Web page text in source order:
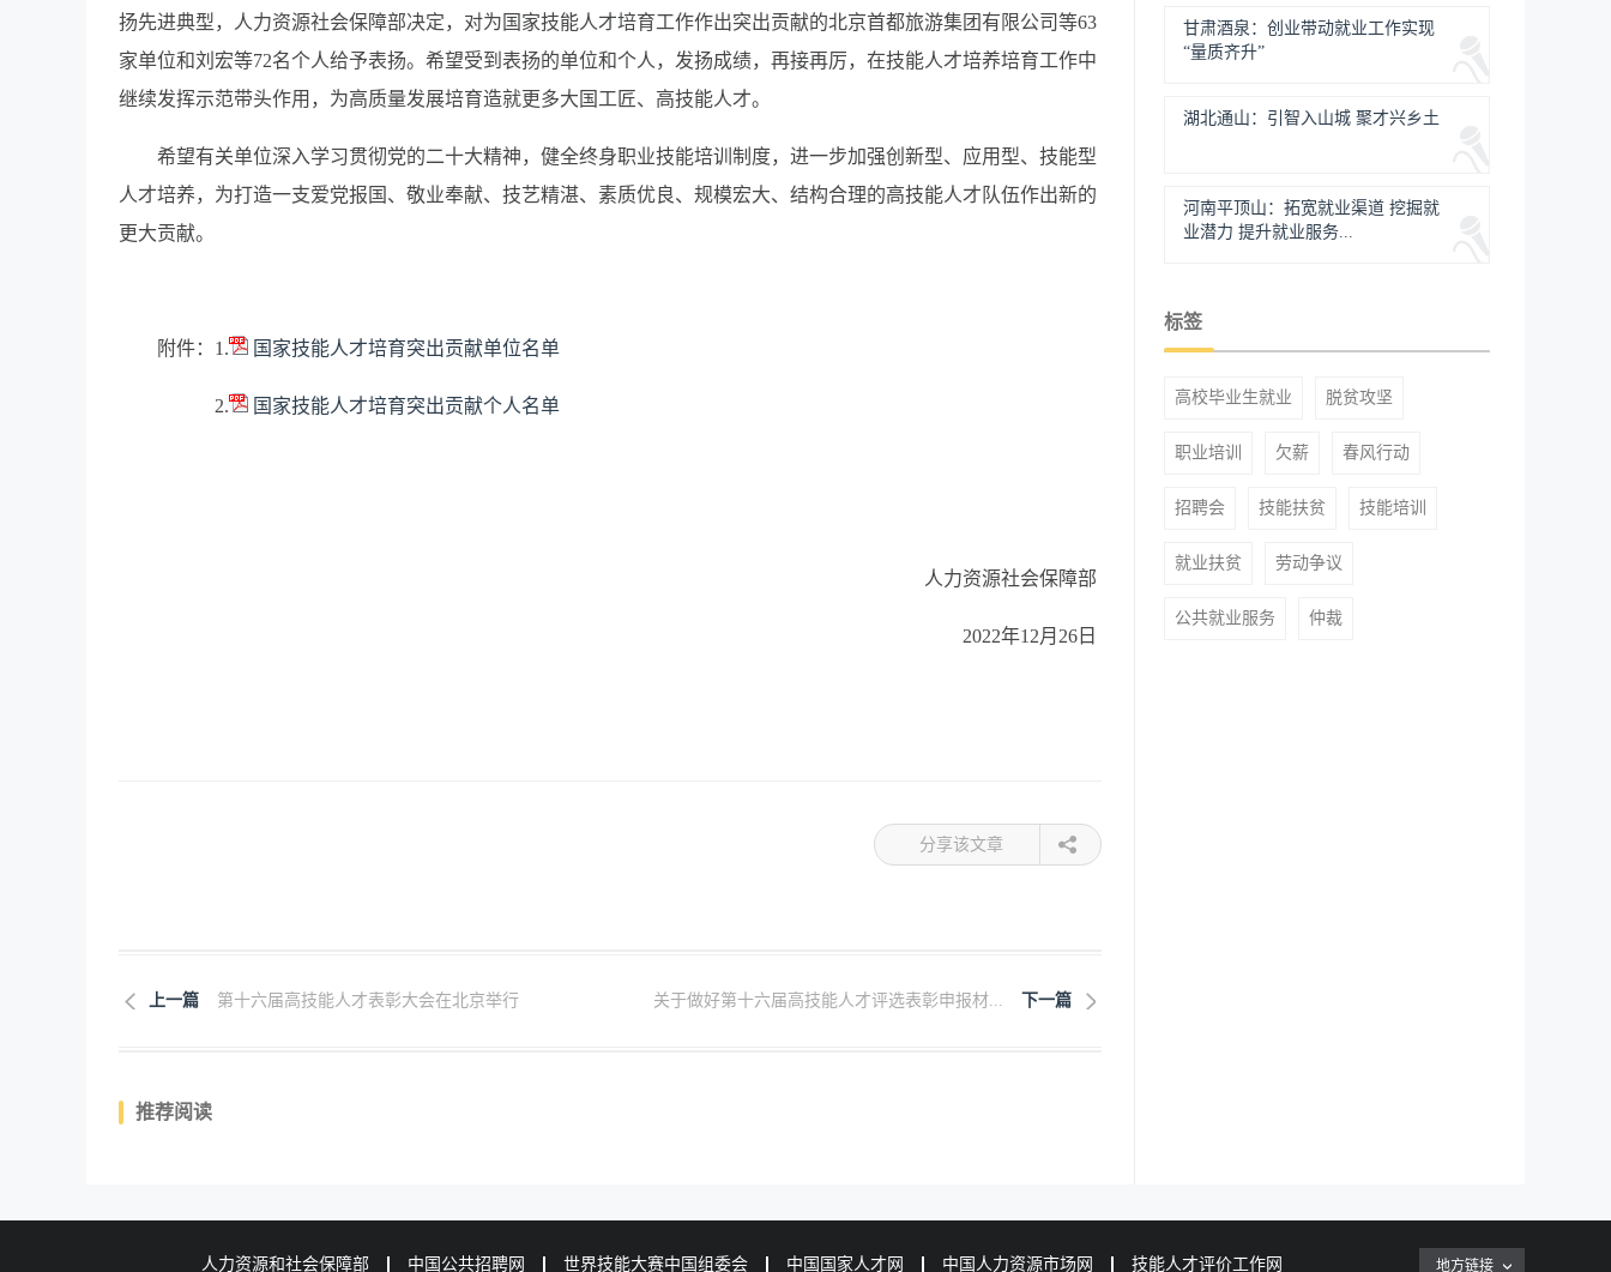
扬先进典型，人力资源社会保障部决定，对为国家技能人才培育工作作出突出贡献的北京首都旅游集团有限公司等63
家单位和刘宏等72名个人给予表扬。希望受到表扬的单位和个人，发扬成绩，再接再厉，在技能人才培养培育工作中
继续发挥示范带头作用，为高质量发展培育造就更多大国工匠、高技能人才。
希望有关单位深入学习贯彻党的二十大精神，健全终身职业技能培训制度，进一步加强创新型、应用型、技能型
人才培养，为打造一支爱党报国、敬业奉献、技艺精湛、素质优良、规模宏大、结构合理的高技能人才队伍作出新的
更大贡献。
附件：1. 国家技能人才培育突出贡献单位名单
2. 国家技能人才培育突出贡献个人名单
人力资源社会保障部
2022年12月26日
分享该文章
上一篇 第十六届高技能人才表彰大会在北京举行 下一篇
关于做好第十六届高技能人才评选表彰申报材...
推荐阅读
甘肃酒泉：创业带动就业工作实现
“量质齐升”
湖北通山：引智入山城 聚才兴乡土
河南平顶山：拓宽就业渠道 挖掘就
业潜力 提升就业服务...
标签
高校毕业生就业 脱贫攻坚
职业培训 欠薪 春风行动
招聘会 技能扶贫 技能培训
就业扶贫 劳动争议
公共就业服务 仲裁
人力资源和社会保障部 中国公共招聘网 世界技能大赛中国组委会 中国国家人才网 中国人力资源市场网 技能人才评价工作网 地方链接